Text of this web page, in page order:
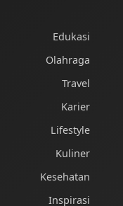
Edukasi
Olahraga
Travel
Karier
Lifestyle
Kuliner
Kesehatan
Inspirasi